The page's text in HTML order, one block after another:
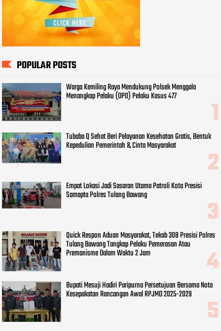
POPULAR POSTS
Warga Kemiling Raya Mendukung Polsek Menggala
Menangkap Pelaku (DPO) Pelaku Kasus 477
Tubaba Q Sehat Beri Pelayanan Kesehatan Gratis, Bentuk
Kepedulian Pemerintah & Cinta Masyarakat
Empat Lokasi Jadi Sasaran Utama Patroli Kota Presisi
Samapta Polres Tulang Bawang
Quick Respon Aduan Masyarakat, Tekab 308 Presisi Polres
Tulang Bawang Tangkap Pelaku Pemerasan Atau
Premanisme Dalam Waktu 2 Jam
Bupati Mesuji Hadiri Paripurna Persetujuan Bersama Nota
Kesepakatan Rancangan Awal RPJMD 2025-2029